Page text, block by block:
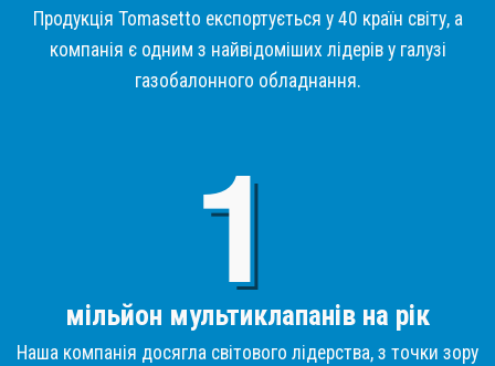
Продукція Tomasetto експортується у 40 країн світу, а
компанія є одним з найвідоміших лідерів у галузі
газобалонного обладнання.
мільйон мультиклапанів на рік
Наша компанія досягла світового лідерства, з точки зору